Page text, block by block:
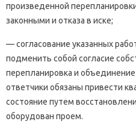
произведенной
законными и отказа в иске;
— согласование указанных
подменить собой согласие
перепланировка и объединение
ответчики обязаны привести
состояние путем
оборудован проем.